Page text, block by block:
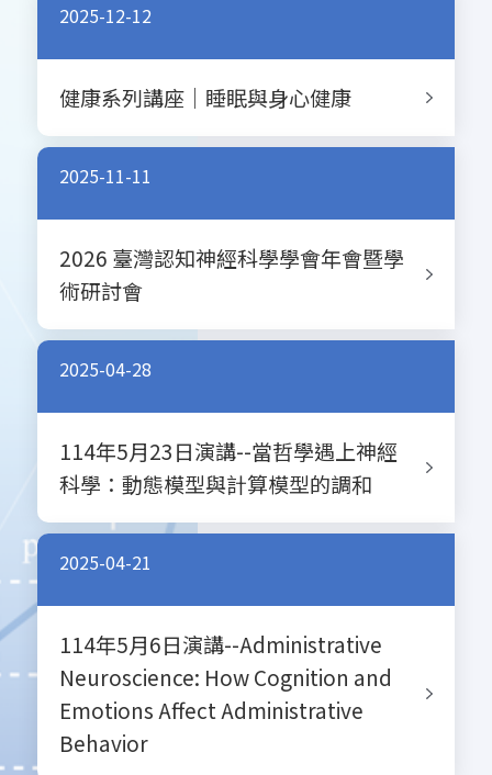
2025-12-12
健康系列講座｜睡眠與身心健康
2025-11-11
2026 臺灣認知神經科學學會年會暨學
術研討會
2025-04-28
114年5月23日演講--當哲學遇上神經
科學：動態模型與計算模型的調和
2025-04-21
114年5月6日演講--Administrative
Neuroscience: How Cognition and
Emotions Affect Administrative
Behavior